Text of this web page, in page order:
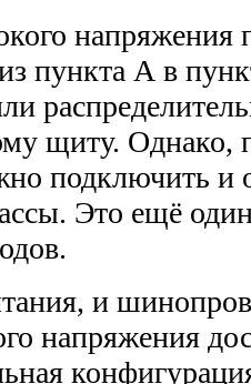
напряжения
пункта А в
щиту. Однако,
подключить и
Это ещё
и
напряжения